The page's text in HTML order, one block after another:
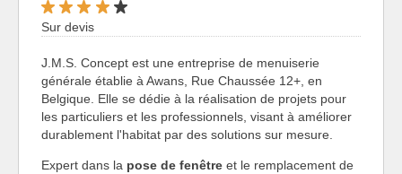
Sur devis
J.M.S. Concept est une entreprise de menuiserie
générale établie à Awans, Rue Chaussée 12+, en
Belgique. Elle se dédie à la réalisation de projets pour
les particuliers et les professionnels, visant à améliorer
durablement l'habitat par des solutions sur mesure.
Expert dans la pose de fenêtre et le remplacement de